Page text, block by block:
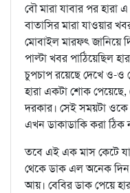
বৌ মারা যাবার পর হারা
বাতাসির মারা যাওয়ার
মোবাইল মারফৎ জানিয়ে
পাল্টা খবর পাঠিয়েছিল
চুপচাপ রয়েছে দেখে ও-ও
হারা একটা শোক
দরকার। সেই সময়টা
এখন ডাকাডাকি করা ঠিক
তবে এই এক মাস কেটে
থেকে ডাক এল অনেক
আয়। বেবির ডাক পেয়ে